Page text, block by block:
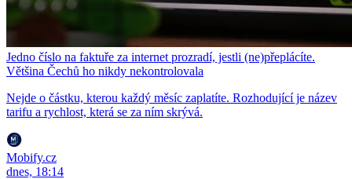
Jedno číslo na faktuře za internet prozradí, jestli (ne)přeplácíte.
Většina Čechů ho nikdy nekontrolovala
Nejde o částku, kterou každý měsíc zaplatíte. Rozhodující je název
tarifu a rychlost, která se za ním skrývá.
Mobify.cz
dnes, 18:14